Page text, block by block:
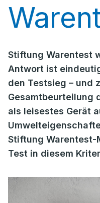
Stiftung Warentest
Antwort ist
den Testsieg – und
Gesamtbeurteilung
als leisestes Gerät
Stiftung Warentest-
Test in diesem